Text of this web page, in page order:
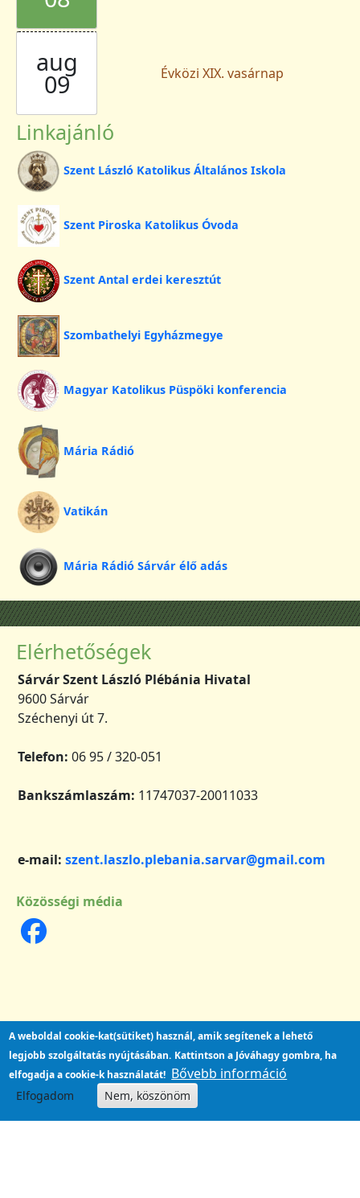
aug
09 Évközi XIX. vasárnap
Linkajánló
Szent László Katolikus Általános Iskola
Szent Piroska Katolikus Óvoda
Szent Antal erdei keresztút
Szombathelyi Egyházmegye
Magyar Katolikus Püspöki konferencia
Mária Rádió
Vatikán
Mária Rádió Sárvár élő adás
Elérhetőségek
Sárvár Szent László Plébánia Hivatal
9600 Sárvár
Széchenyi út 7.
Telefon: 06 95 / 320-051
Bankszámlaszám: 11747037-20011033
e-mail: szent.laszlo.plebania.sarvar@gmail.com
Közösségi média
A weboldal cookie-kat(sütiket) használ, amik segítenek a lehető
legjobb szolgáltatás nyújtásában. Kattintson a Jóváhagy gombra, ha
elfogadja a cookie-k használatát! Bővebb információ
Elfogadom Nem, köszönöm